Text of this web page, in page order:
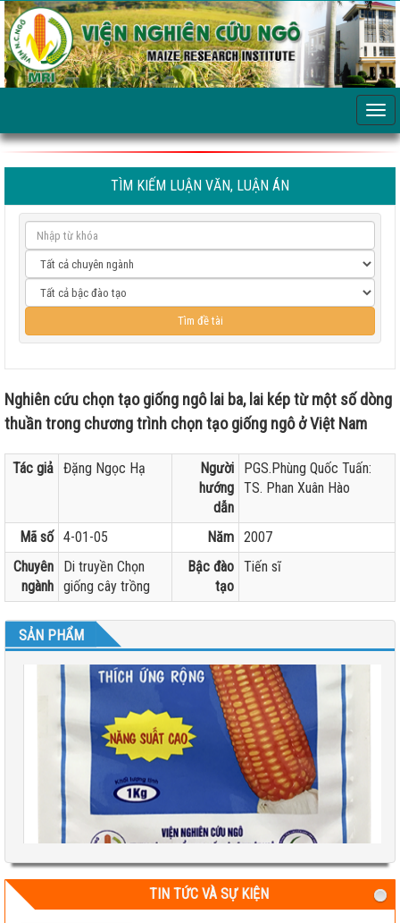
TÌM KIẾM LUẬN VĂN, LUẬN ÁN
Nghiên cứu chọn tạo giống ngô lai ba, lai kép từ một số dòng
thuần trong chương trình chọn tạo giống ngô ở Việt Nam
Tác giả Đặng Ngọc Hạ
Người
hướng
dẫn
PGS.Phùng Quốc Tuấn:
TS. Phan Xuân Hào
Mã số 4-01-05 Năm 2007
Chuyên
ngành
Di truyền Chọn
giống cây trồng
Bậc đào
tạo
Tiến sĩ
SẢN PHẨM
TIN TỨC VÀ SỰ KIỆN